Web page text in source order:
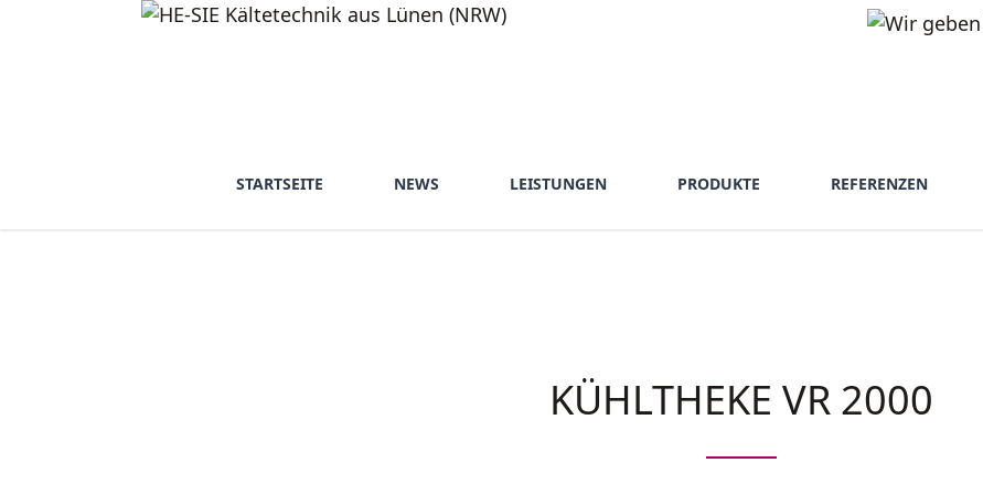
STARTSEITE NEWS LEISTUNGEN PRODUKTE REFERENZEN
KÜHLTHEKE VR 2000